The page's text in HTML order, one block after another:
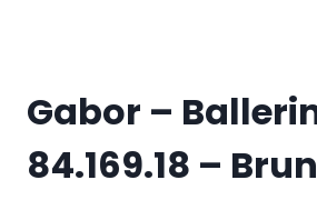
Gabor –
84.169.18 –